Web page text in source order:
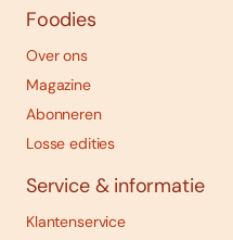
Foodies
Over ons
Magazine
Abonneren
Losse edities
Service & informatie
Klantenservice